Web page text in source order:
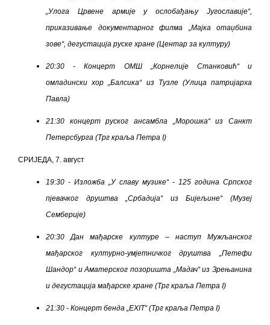
„Улога Црвене армије у ослобађању Југославије“,
приказивање документарног филма „Мајка отаџбина
зове“, дегустација руске хране (Центар зa културу)
20:30 - Концерт ОМШ „Корнелије Станковић“ и
омладински хор „Балсика“ из Тузле (Улица патријарха
Павла)
21:30 концерт руског ансамбла „Морошка“ из Санкт
Петерсбурга (Трг краља Петра I)
СРИЈЕДА, 7. август
19:30 - Изложба „У славу музике“ - 125 година Српског
пјевачког друштва „Србадија“ из Бијељине“ (Музеј
Семберије)
20:30 Дан мађарске културе – наступ Мужљанског
мађарског културно-умјетничког друштва „Петефи
Шандор“ и Аматерског позоришта „Мадач“ из Зрењанина
и дегустација мађарске хране (Трг краља Петра I)
21:30 - Концерт бенда „EXIT“ (Трг краља Петра I)